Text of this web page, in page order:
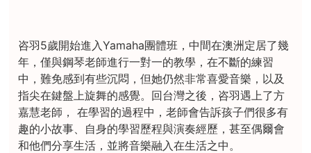
咨羽5歲開始進入Yamaha團體班，中間在澳洲定居了幾
年，僅與鋼琴老師進行一對一的教學，在不斷的練習
中，難免感到有些沉悶，但她仍然非常喜愛音樂，以及
指尖在鍵盤上旋舞的感覺。回台灣之後，咨羽遇上了方
嘉慧老師， 在學習的過程中，老師會告訴孩子們很多有
趣的小故事、自身的學習歷程與演奏經歷，甚至偶爾會
和他們分享生活，並將音樂融入在生活之中。